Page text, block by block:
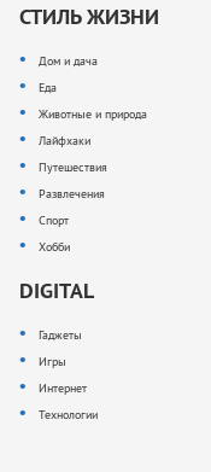
СТИЛЬ ЖИЗНИ
Дом и дача
Еда
Животные и природа
Лайфхаки
Путешествия
Развлечения
Спорт
Хобби
DIGITAL
Гаджеты
Игры
Интернет
Технологии